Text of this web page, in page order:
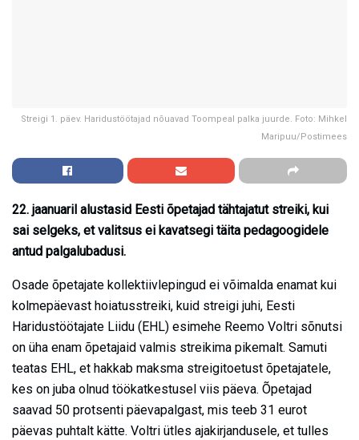
Streigi 1. päev. Haridustöötajad nõuavad Toompeal palka juurde. Foto: Mihkel
Maripuu/Postimees
22. jaanuaril alustasid Eesti õpetajad tähtajatut streiki, kui
sai selgeks, et valitsus ei kavatsegi täita pedagoogidele
antud palgalubadusi.
Osade õpetajate kollektiivlepingud ei võimalda enamat kui
kolmepäevast hoiatusstreiki, kuid streigi juhi, Eesti
Haridustöötajate Liidu (EHL) esimehe Reemo Voltri sõnutsi
on üha enam õpetajaid valmis streikima pikemalt. Samuti
teatas EHL, et hakkab maksma streigitoetust õpetajatele,
kes on juba olnud töökatkestusel viis päeva. Õpetajad
saavad 50 protsenti päevapalgast, mis teeb 31 eurot
päevas puhtalt kätte. Voltri ütles ajakirjandusele, et tulles